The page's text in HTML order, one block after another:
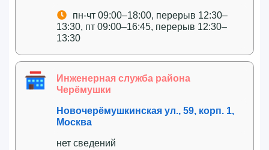
пн-чт 09:00–18:00, перерыв 12:30–
13:30, пт 09:00–16:45, перерыв 12:30–
13:30
Инженерная служба района
Черёмушки
Новочерёмушкинская ул., 59, корп. 1,
Москва
нет сведений